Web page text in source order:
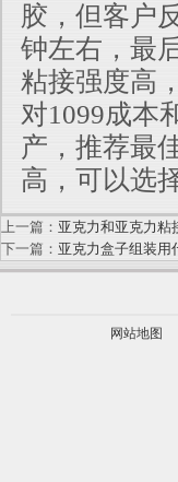
胶，但客户
钟左右，最
粘接强度高
对1099成本
产，推荐最
高，可以选
上一篇： 亚克力和亚克力粘
下一篇： 亚克力盒子组装用
网站地图